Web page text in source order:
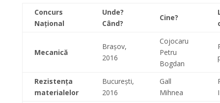
Concurs
Național
Unde?
Când?
Cine?
Mecanică
Brașov,
2016
Cojocaru
Petru
Bogdan
Rezistența
materialelor
București,
2016
Gall
Mihnea